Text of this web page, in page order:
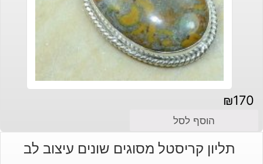
₪170
הוסף לסל
תליון קריסטל מסוגים שונים עיצוב לב